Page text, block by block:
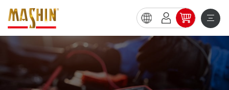
麻
新
X